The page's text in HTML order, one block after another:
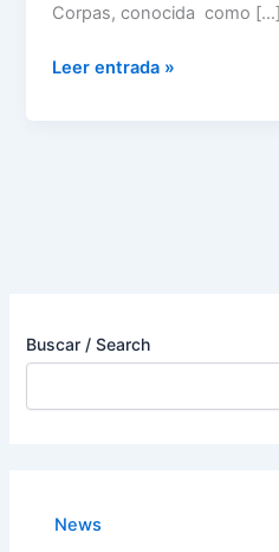
Corpas, conocida como […]
Leer entrada »
Buscar / Search
News